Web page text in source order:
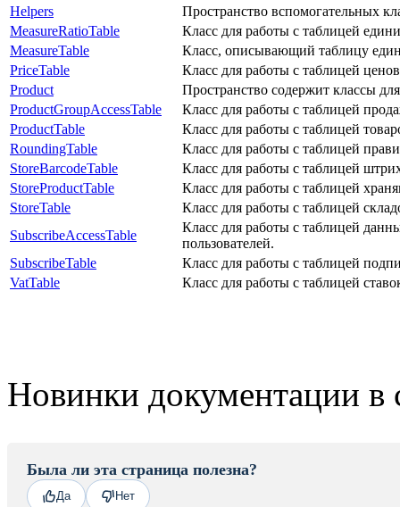
Helpers
Пространство вспомогательных
MeasureRatioTable
Класс для работы с таблицей
MeasureTable
Класс, описывающий таблицу
PriceTable
Класс для работы с таблицей
Product
Пространство содержит классы
ProductGroupAccessTable
Класс для работы с таблицей
ProductTable
Класс для работы с таблицей
RoundingTable
Класс для работы с таблицей
StoreBarcodeTable
Класс для работы с таблицей
StoreProductTable
Класс для работы с таблицей
StoreTable
Класс для работы с таблицей
SubscribeAccessTable
Класс для работы с таблицей
пользователей.
SubscribeTable
Класс для работы с таблицей
VatTable
Класс для работы с таблицей
Новинки документации в
Была ли эта страница полезна?
Да Нет